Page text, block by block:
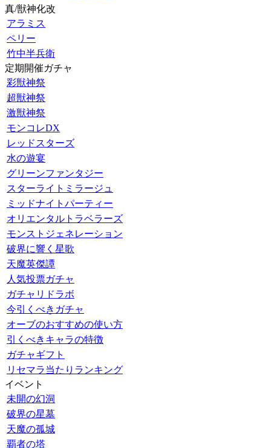
真/獣神化改
アラミス
ペリー
竹中半兵衛
定期開催ガチャ
彩獣神祭
超獣神祭
激獣神祭
モンコレDX
レッドスターズ
水の遊宴
グリーンファンタジー
スターライトミラージュ
ミッドナイトパーティー
オリエンタルトラベラーズ
モンストジェネレーション
破界に響く星歌
天魔英傑譚
人気投票ガチャ
ガチャリドラボ
今引くべきガチャ
オーブのおすすめの使い方
引くべきキャラの特徴
ガチャギフト
リセマラ当たりランキング
イベント
未開の幻洞
破界の星墓
天魔の孤城
覇者の塔